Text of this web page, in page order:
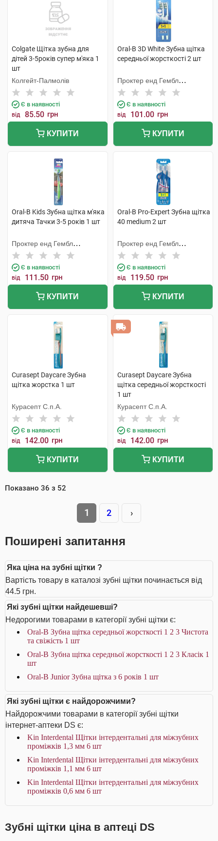
Colgate Щітка зубна для
дітей 3-5років супер м'яка 1
шт
Колгейт-Палмолів
Є в наявності
від 85.50 грн
КУПИТИ
Oral-B 3D White Зубна щітка
середньої жорсткості 2 шт
Проктер енд Гембл
Меньюфекчурінг
Є в наявності
від 101.00 грн
КУПИТИ
Oral-B Kids Зубна щітка м'яка
дитяча Тачки 3-5 років 1 шт
Проктер енд Гембл
Меньюфекчурінг
Є в наявності
від 111.50 грн
КУПИТИ
Oral-B Pro-Expert Зубна щітка
40 medium 2 шт
Проктер енд Гембл
Меньюфекчурінг
Є в наявності
від 119.50 грн
КУПИТИ
Curasept Daycare Зубна
щітка жорстка 1 шт
Курасепт С.п.А.
Є в наявності
від 142.00 грн
КУПИТИ
Curasept Daycare Зубна
щітка середньої жорсткості
1 шт
Курасепт С.п.А.
Є в наявності
від 142.00 грн
КУПИТИ
Показано 36 з 52
1 2 ›
Поширені запитання
Яка ціна на зубні щітки ?
Вартість товару в каталозі зубні щітки починається від
44.5 грн.
Які зубні щітки найдешевші?
Недорогими товарами в категорії зубні щітки є:
Oral-B Зубна щітка середньої жорсткості 1 2 3 Чистота
та свіжість 1 шт
Oral-B Зубна щітка середньої жорсткості 1 2 3 Класік 1
шт
Oral-B Junior Зубна щітка з 6 років 1 шт
Які зубні щітки є найдорожчими?
Найдорожчими товарами в категорії зубні щітки
інтернет-аптеки DS є:
Kin Interdental Щітки інтердентальні для міжзубних
проміжків 1,3 мм 6 шт
Kin Interdental Щітки інтердентальні для міжзубних
проміжків 1,1 мм 6 шт
Kin Interdental Щітки інтердентальні для міжзубних
проміжків 0,6 мм 6 шт
Зубні щітки ціна в аптеці DS